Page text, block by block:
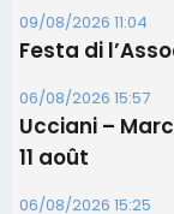
06/08/2026 15:04
Alata - Soirée
Benedetto
05/08/2026 09:53
Biguglia :
procession le